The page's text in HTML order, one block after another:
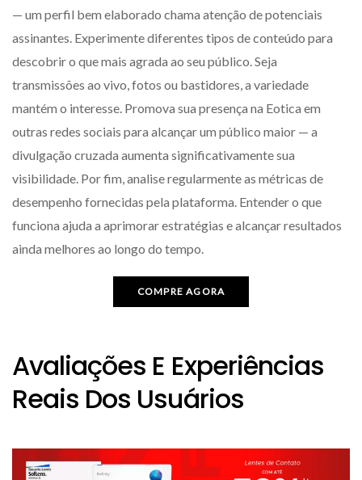
— um perfil bem elaborado chama atenção de potenciais
assinantes. Experimente diferentes tipos de conteúdo para
descobrir o que mais agrada ao seu público. Seja
transmissões ao vivo, fotos ou bastidores, a variedade
mantém o interesse. Promova sua presença na Eotica em
outras redes sociais para alcançar um público maior — a
divulgação cruzada aumenta significativamente sua
visibilidade. Por fim, analise regularmente as métricas de
desempenho fornecidas pela plataforma. Entender o que
funciona ajuda a aprimorar estratégias e alcançar resultados
ainda melhores ao longo do tempo.
COMPRE AGORA
Avaliações E Experiências
Reais Dos Usuários